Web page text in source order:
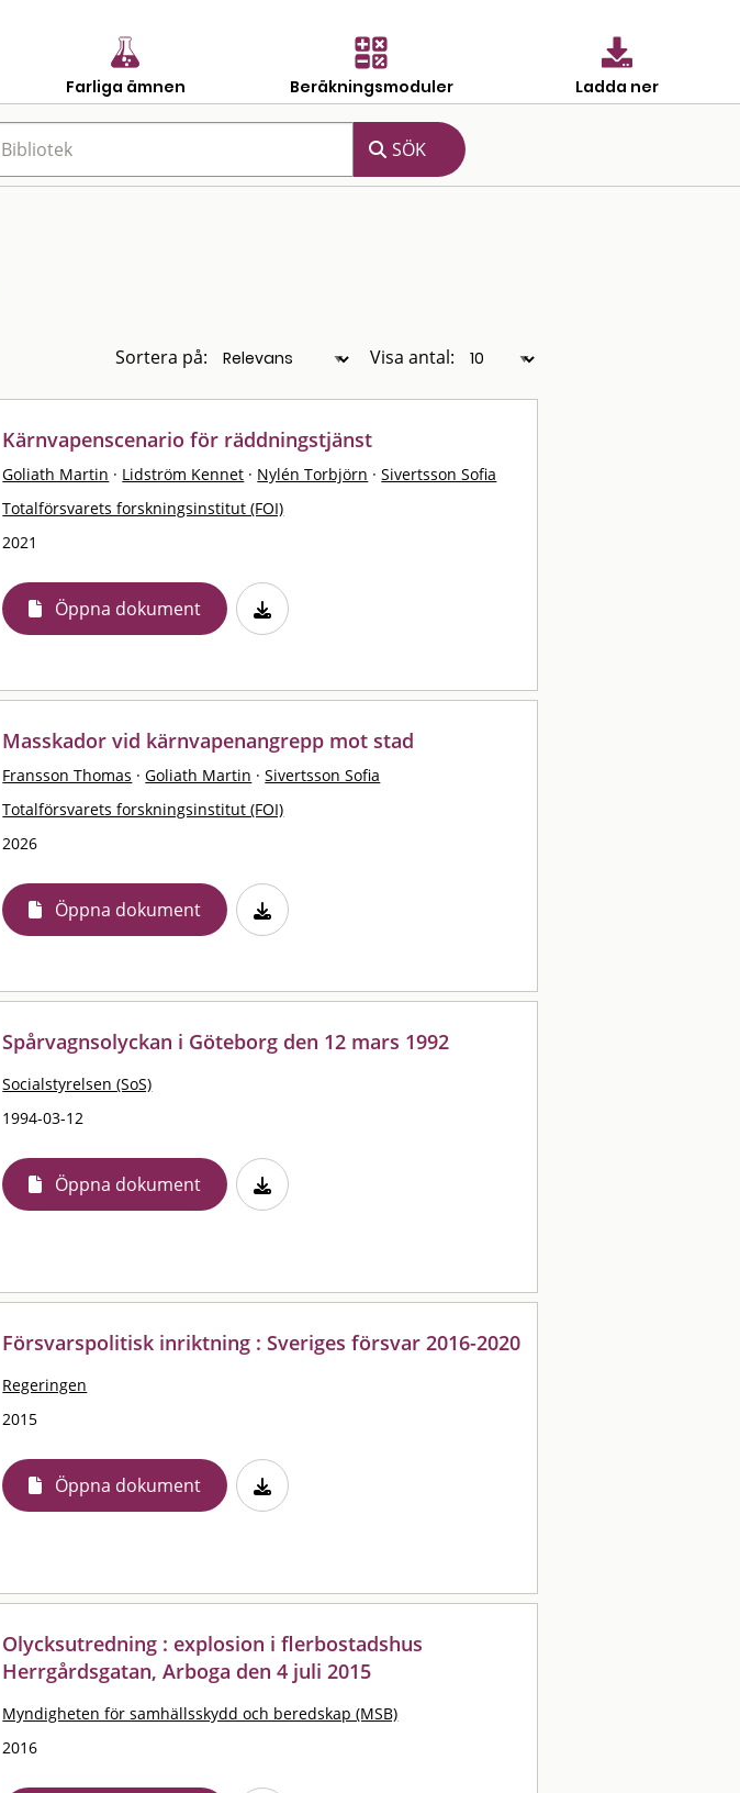
Farliga ämnen Beräkningsmoduler Ladda ner
Sortera på: Visa antal:
Kärnvapenscenario för räddningstjänst
Goliath Martin · Lidström Kennet · Nylén Torbjörn · Sivertsson Sofia
Totalförsvarets forskningsinstitut (FOI)
2021
Öppna dokument
Masskador vid kärnvapenangrepp mot stad
Fransson Thomas · Goliath Martin · Sivertsson Sofia
Totalförsvarets forskningsinstitut (FOI)
2026
Öppna dokument
Spårvagnsolyckan i Göteborg den 12 mars 1992
Socialstyrelsen (SoS)
1994-03-12
Öppna dokument
Försvarspolitisk inriktning : Sveriges försvar 2016-2020
Regeringen
2015
Öppna dokument
Olycksutredning : explosion i flerbostadshus
Herrgårdsgatan, Arboga den 4 juli 2015
Myndigheten för samhällsskydd och beredskap (MSB)
2016